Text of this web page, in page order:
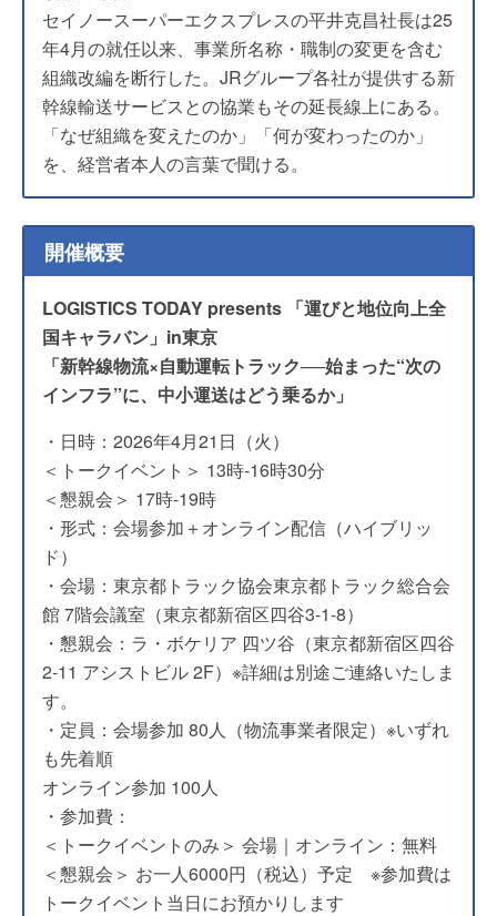
セイノースーパーエクスプレスの平井克昌社長は25
年4月の就任以来、事業所名称・職制の変更を含む
組織改編を断行した。JRグループ各社が提供する新
幹線輸送サービスとの協業もその延長線上にある。
「なぜ組織を変えたのか」「何が変わったのか」
を、経営者本人の言葉で聞ける。
開催概要
LOGISTICS TODAY presents 「運びと地位向上全
国キャラバン」in東京
「新幹線物流×自動運転トラック──始まった“次の
インフラ”に、中小運送はどう乗るか」
・日時：2026年4月21日（火）
＜トークイベント＞ 13時-16時30分
＜懇親会＞ 17時-19時
・形式：会場参加＋オンライン配信（ハイブリッ
ド）
・会場：東京都トラック協会東京都トラック総合会
館 7階会議室（東京都新宿区四谷3-1-8）
・懇親会：ラ・ボケリア 四ツ谷（東京都新宿区四谷
2-11 アシストビル 2F）※詳細は別途ご連絡いたしま
す。
・定員：会場参加 80人（物流事業者限定）※いずれ
も先着順
オンライン参加 100人
・参加費：
＜トークイベントのみ＞ 会場｜オンライン：無料
＜懇親会＞ お一人6000円（税込）予定 ※参加費は
トークイベント当日にお預かりします